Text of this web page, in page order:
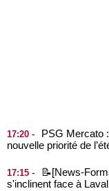
17:20 -
PSG Mercato
nouvelle priorité de
17:15 -
📝[News-
s'inclinent face à